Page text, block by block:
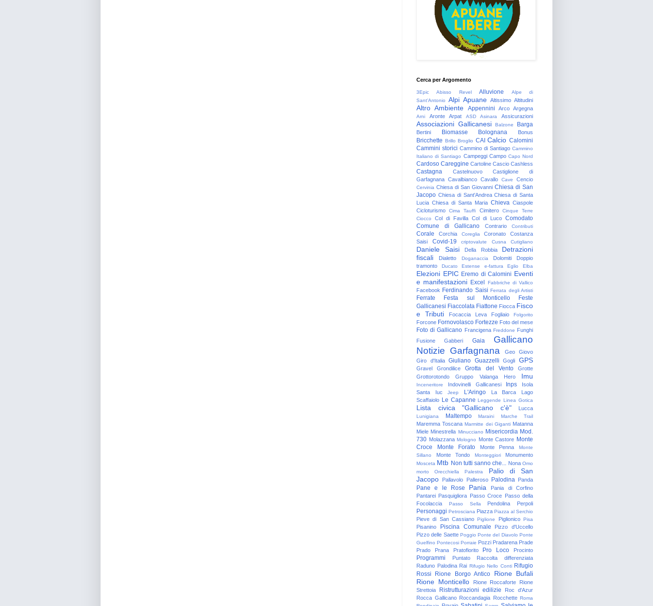
Cerca per Argomento
3Epic Abisso Revel Alluvione
Alpe di
Sant'Antonio
Alpi Apuane Altissimo Altitudini
Altro Ambiente Appennini Arco Argegna
Arni Aronte Arpat ASD Asinara Assicurazioni
Associazioni Gallicanesi Balzone Barga
Bertini Biomasse Bolognana Bonus
Bricchette Brillo Broglio CAI Calcio Calomini
Cammini storici Cammino di Santiago Cammino
Italiano di Santiago Campeggi Campo Capo Nord
Cardoso Careggine Cartoline Cascio Cashless
Castagna Castelnuovo
Castiglione di
Garfagnana Cavalbianco Cavallo Cave Cencio
Cervinia Chiesa di San Giovanni Chiesa di San
Jacopo Chiesa di Sant'Andrea Chiesa di Santa
Lucia Chiesa di Santa Maria Chieva Ciaspole
Cicloturismo
Cima Tauffi Cimitero
Cinque Terre
Ciocco
Col di Favilla Col di Luco Comodato
Comune di Gallicano
Contrario Contributi
Corale Corchia Coreglia Coronato
Costanza
Saisi
Covid-19 criptovalute Cusna Cutigliano
Daniele Saisi Della Robbia
Detrazioni
fiscali
Dialetto Doganaccia Dolomiti
Doppio
tramonto
Ducato Estense e-fattura Eglio Elba
Elezioni EPIC Eremo di Calomini Eventi
e manifestazioni Excel Fabbriche di Vallico
Facebook Ferdinando Saisi Ferrata degli Artisti
Ferrate Festa sul Monticello
Feste
Gallicanesi Fiaccolata Fiattone Fiocca Fisco
e Tributi
Focaccia Leva Fogliaio Folgorito
Forcone Fornovolasco Fortezze Foto del mese
Foto di Gallicano Francigena Freddone Funghi
Fusione
Gabberi Gaia
Gallicano
Notizie Garfagnana Geo
Giovo
Giro d'Italia
Giuliano Guazzelli Gogli GPS
Gravel Grondilice Grotta del Vento
Grotte
Grottorotondo
Gruppo Valanga Hero Imu
Inceneritore Indovinelli Gallicanesi Inps
Isola
Santa
Iuc Jeep L'Aringo La Barca
Lago
Scaffaiolo Le Capanne Leggende Linea Gotica
Lista civica "Gallicano c'è" Lucca
Lunigiana Maltempo Maraini Marche Trail
Maremma Toscana Marmitte dei Giganti Matanna
Miele Minestrella Minucciano Misericordia Mod.
730 Molazzana Mologno Monte Castore Monte
Croce
Monte Forato Monte Penna
Monte
Sillano
Monte Tondo Monteggiori Monumento
Mosceta Mtb Non tutti sanno che... Nona Omo
morto
Orecchiella Palestra
Palio di San
Jacopo
Pallavolo Palleroso Palodina Panda
Pane e le Rose Pania
Pania di Corfino
Pantarei Pasquigliora Passo Croce Passo della
Focolaccia
Passo Sella Pendolina Perpoli
Personaggi Petrosciana Piazza Piazza al Serchio
Pieve di San Cassiano Piglione Piglionico Pisa
Pisanino Piscina Comunale
Pizzo d'Uccello
Pizzo delle Saette Poggio Ponte del Diavolo Ponte
Guelfino Pontecosi Porraie Pozzi Pradarena Prade
Prado
Prana Pratofiorito Pro Loco Procinto
Programmi Puntato
Raccolta differenziata
Raduno Palodina Rai Rifugio Nello Conti Rifugio
Rossi
Rione Borgo Antico
Rione Bufali
Rione Monticello
Rione Roccaforte
Rione
Strettoia
Ristrutturazioni edilizie
Roc d'Azur
Rocca Gallicano Roccandagia Rocchette Roma